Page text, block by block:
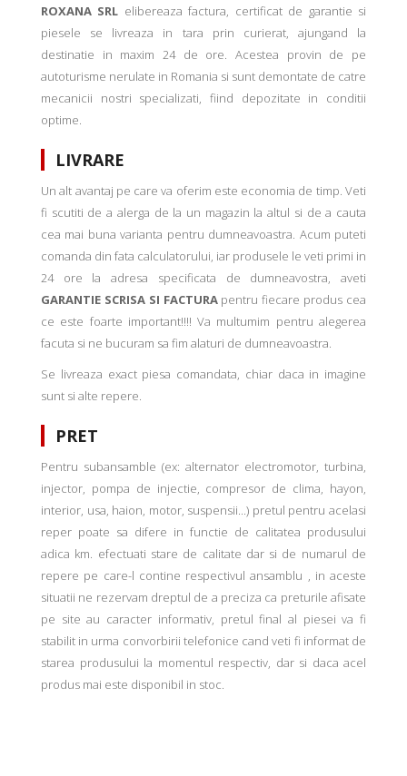
ROXANA SRL elibereaza factura, certificat de garantie si
piesele se livreaza in tara prin curierat, ajungand la
destinatie in maxim 24 de ore. Acestea provin de pe
autoturisme nerulate in Romania si sunt demontate de catre
mecanicii nostri specializati, fiind depozitate in conditii
optime.
LIVRARE
Un alt avantaj pe care va oferim este economia de timp. Veti
fi scutiti de a alerga de la un magazin la altul si de a cauta
cea mai buna varianta pentru dumneavoastra. Acum puteti
comanda din fata calculatorului, iar produsele le veti primi in
24 ore la adresa specificata de dumneavostra, aveti
GARANTIE SCRISA SI FACTURApentru fiecare produs cea
ce este foarte important!!!! Va multumim pentru alegerea
facuta si ne bucuram sa fim alaturi de dumneavoastra.
Se livreaza exact piesa comandata, chiar daca in imagine
sunt si alte repere.
PRET
Pentru subansamble (ex: alternator electromotor, turbina,
injector, pompa de injectie, compresor de clima, hayon,
interior, usa, haion, motor, suspensii...) pretul pentru acelasi
reper poate sa difere in functie de calitatea produsului
adica km. efectuati stare de calitate dar si de numarul de
repere pe care-l contine respectivul ansamblu , in aceste
situatii ne rezervam dreptul de a preciza ca preturile afisate
pe site au caracter informativ, pretul final al piesei va fi
stabilit in urma convorbirii telefonice cand veti fi informat de
starea produsului la momentul respectiv, dar si daca acel
produs mai este disponibil in stoc.